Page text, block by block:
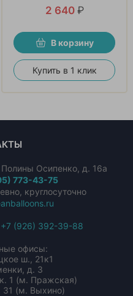
2 640 ₽
В корзину
Купить в 1 клик
Полины Осипенко, д. 16а
773-43-75
круглосуточно
+7 (926) 392-39-88
офисы:
ш., 21к1
д. 3
1 (м. Пражская)
31 (м. Выхино)